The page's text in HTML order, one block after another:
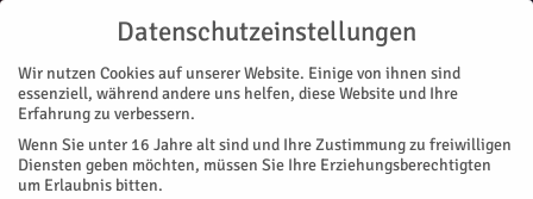
Start Stadtteile Jülich Das Entstehen sehen
STADTTEILE JÜLICH
Datenschutzeinstellungen
Wir nutzen Cookies auf unserer Website. Einige von ihnen sind
essenziell, während andere uns helfen, diese Website und Ihre
Erfahrung zu verbessern.
Wenn Sie unter 16 Jahre alt sind und Ihre Zustimmung zu freiwilligen
Diensten geben möchten, müssen Sie Ihre Erziehungsberechtigten
um Erlaubnis bitten.